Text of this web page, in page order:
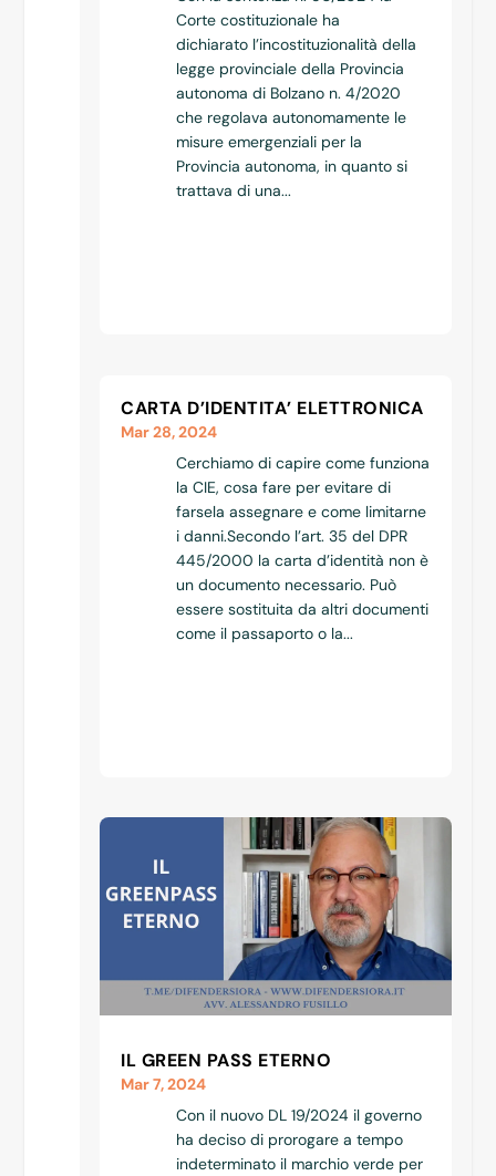
Corte costituzionale ha
dichiarato l’incostituzionalità della
legge provinciale della Provincia
autonoma di Bolzano n. 4/2020
che regolava autonomamente le
misure emergenziali per la
Provincia autonoma, in quanto si
trattava di una...
CARTA D’IDENTITA’ ELETTRONICA
Mar 28, 2024
Cerchiamo di capire come funziona
la CIE, cosa fare per evitare di
farsela assegnare e come limitarne
i danni.Secondo l’art. 35 del DPR
445/2000 la carta d’identità non è
un documento necessario. Può
essere sostituita da altri documenti
come il passaporto o la...
IL GREEN PASS ETERNO
Mar 7, 2024
Con il nuovo DL 19/2024 il governo
ha deciso di prorogare a tempo
indeterminato il marchio verde per